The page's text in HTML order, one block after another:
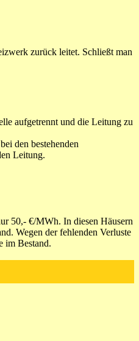
zurück leitet. Schließt man
aufgetrennt und die Leitung zu
den bestehenden
Leitung.
50,- €/MWh. In diesen Häusern
Wegen der fehlenden Verluste
im Bestand.